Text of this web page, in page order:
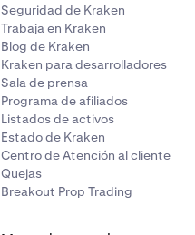
Seguridad de Kraken
Trabaja en Kraken
Blog de Kraken
Kraken para desarrolladores
Sala de prensa
Programa de afiliados
Listados de activos
Estado de Kraken
Centro de Atención al cliente
Quejas
Breakout Prop Trading